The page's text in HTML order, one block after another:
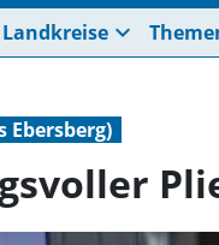
Landkreise expand_more
Ebersberg)